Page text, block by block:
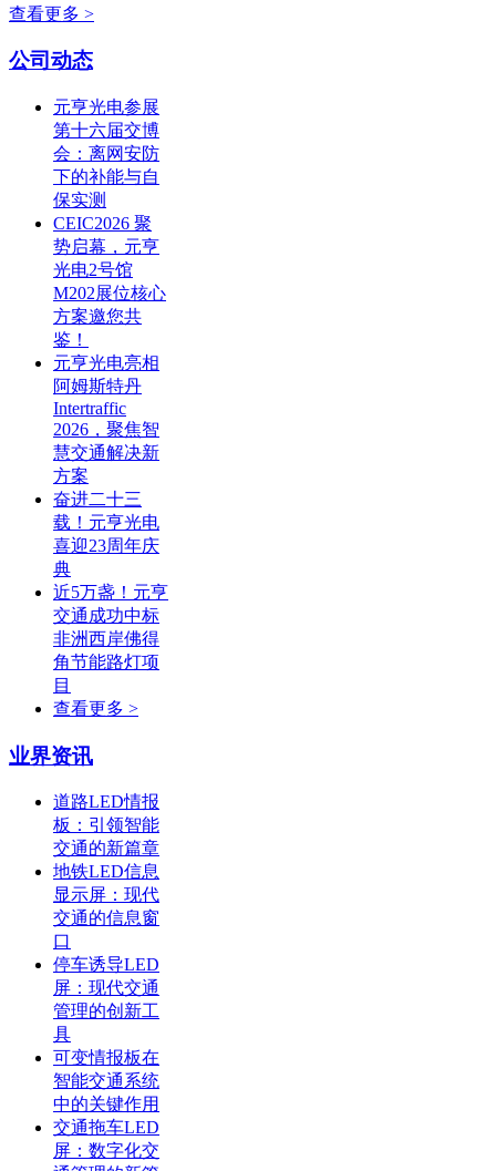
查看更多 >
公司动态
元亨光电参展
第十六届交博
会：离网安防
下的补能与自
保实测
CEIC2026 聚
势启幕，元亨
光电2号馆
M202展位核心
方案邀您共
鉴！
元亨光电亮相
阿姆斯特丹
Intertraffic
2026，聚焦智
慧交通解决新
方案
奋进二十三
载！元亨光电
喜迎23周年庆
典
近5万盏！元亨
交通成功中标
非洲西岸佛得
角节能路灯项
目
查看更多 >
业界资讯
道路LED情报
板：引领智能
交通的新篇章
地铁LED信息
显示屏：现代
交通的信息窗
口
停车诱导LED
屏：现代交通
管理的创新工
具
可变情报板在
智能交通系统
中的关键作用
交通拖车LED
屏：数字化交